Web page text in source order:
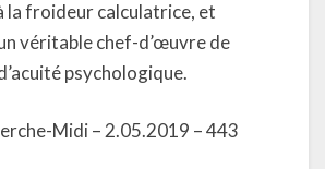
la froideur calculatrice, et
véritable chef-d’œuvre de
psychologique.
Midi – 2.05.2019 – 443